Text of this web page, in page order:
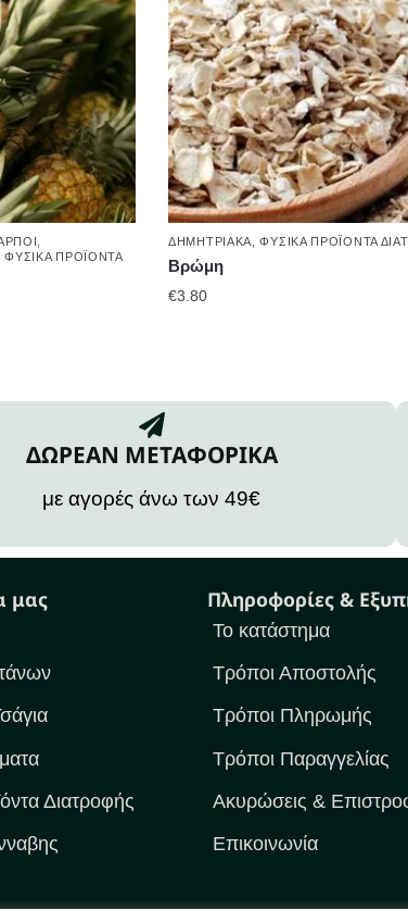
,ΦΥΣΙΚΆ ΠΡΟΪΌΝΤΑ
ΔΗΜΗΤΡΙΑΚΆ ,ΦΥΣΙΚΆ ΠΡΟΪΌΝΤΑ
Βρώμη
€3.80
ΔΩΡΕΑΝ ΜΕΤΑΦΟΡΙΚΑ
με αγορές άνω των 49€
μας
Διατροφής
Πληροφορίες &
Το κατάστημα
Τρόποι Αποστολής
Τρόποι Πληρωμής
Τρόποι Παραγγελίας
Ακυρώσεις &
Επικοινωνία